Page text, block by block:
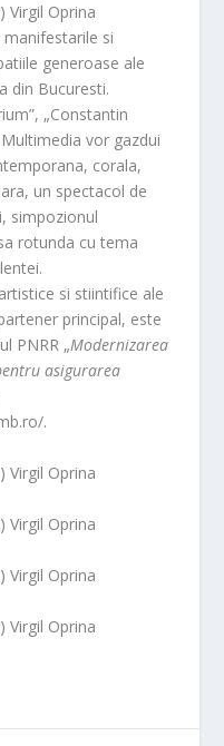
Virgil Oprina
si
generoase ale
din Bucuresti.
„Constantin
vor gazdui
corala,
un spectacol de
simpozionul
rotunda cu tema
si stiintifice ale
principal, este
PNRR „Modernizarea
asigurarea
.
Virgil Oprina
Virgil Oprina
Virgil Oprina
Virgil Oprina